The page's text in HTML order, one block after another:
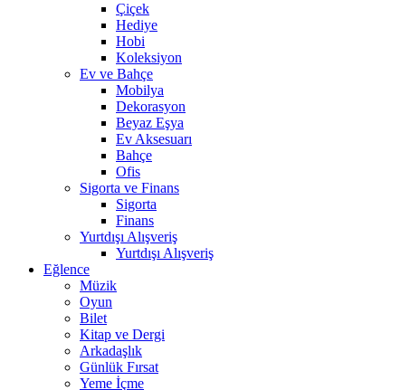
Çiçek
Hediye
Hobi
Koleksiyon
Ev ve Bahçe
Mobilya
Dekorasyon
Beyaz Eşya
Ev Aksesuarı
Bahçe
Ofis
Sigorta ve Finans
Sigorta
Finans
Yurtdışı Alışveriş
Yurtdışı Alışveriş
Eğlence
Müzik
Oyun
Bilet
Kitap ve Dergi
Arkadaşlık
Günlük Fırsat
Yeme İçme